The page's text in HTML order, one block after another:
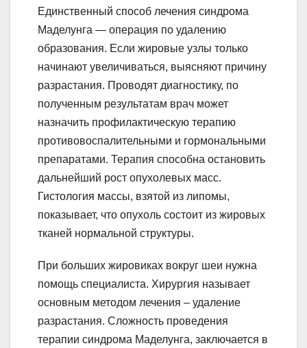
Единственный способ лечения синдрома
Маделунга — операция по удалению
образования. Если жировые узлы только
начинают увеличиваться, выясняют причину
разрастания. Проводят диагностику, по
полученным результатам врач может
назначить профилактическую терапию
противовоспалительными и гормональными
препаратами. Терапия способна остановить
дальнейший рост опухолевых масс.
Гистология массы, взятой из липомы,
показывает, что опухоль состоит из жировых
тканей нормальной структуры.
При больших жировиках вокруг шеи нужна
помощь специалиста. Хирургия называет
основным методом лечения – удаление
разрастания. Сложность проведения
терапии синдрома Маделунга, заключается в